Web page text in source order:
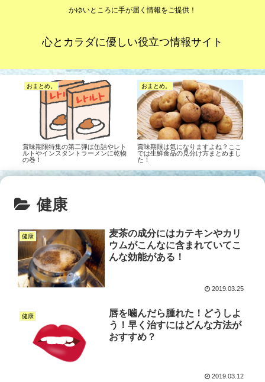
かゆいところに手が届く情報をご提供！
心とカラダに優しい役立つ情報サイト
おまとめ。
賞味期限特集の第二弾は缶詰やレト
ルトやインスタントラーメンに乾物
の巻！
おまとめ。
賞味期限は気になりますよね？ここ
では生鮮食品の見分け方まとめまし
た！
健康
健康
麦茶の成分にはカテキンやカリ
ウムがこんなに含まれていてこ
んな効能がある！
2019.03.25
健康
唇を噛んだら腫れた！どうしよ
う！早く治すにはどんな方法が
おすすめ？
2019.03.12